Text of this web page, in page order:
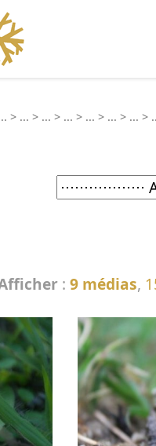
> ... > ... > ... > ... > ... > ... >
: 9 médias,